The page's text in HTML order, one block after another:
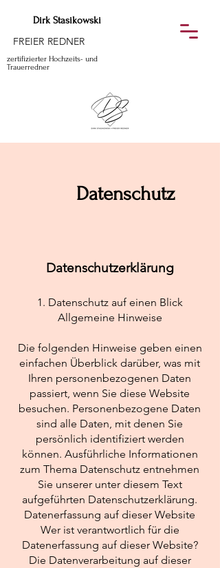
Dirk Stasikowski
FREIER REDNER
zertifizierter Hochzeits- und
Trauerredner
Datenschutz
Datenschutzerklärung
1. Datenschutz auf einen Blick
Allgemeine Hinweise
Die folgenden Hinweise geben einen
einfachen Überblick darüber, was mit
Ihren personenbezogenen Daten
passiert, wenn Sie diese Website
besuchen. Personenbezogene Daten
sind alle Daten, mit denen Sie
persönlich identifiziert werden
können. Ausführliche Informationen
zum Thema Datenschutz entnehmen
Sie unserer unter diesem Text
aufgeführten Datenschutzerklärung.
Datenerfassung auf dieser Website
Wer ist verantwortlich für die
Datenerfassung auf dieser Website?
Die Datenverarbeitung auf dieser